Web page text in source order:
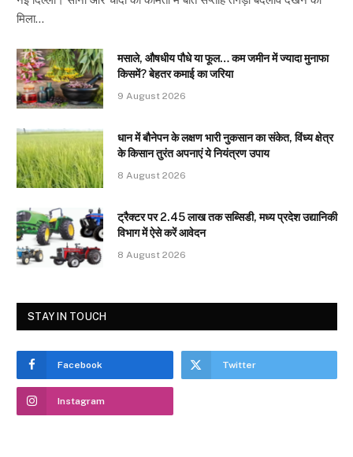
मिला…
मसाले, औषधीय पौधे या फूल… कम जमीन में ज्यादा मुनाफा
किसमें? बेहतर कमाई का जरिया
9 August 2026
धान में बौनेपन के लक्षण भारी नुकसान का संकेत, विंध्य क्षेत्र
के किसान तुरंत अपनाएं ये नियंत्रण उपाय
8 August 2026
ट्रैक्टर पर 2.45 लाख तक सब्सिडी, मध्य प्रदेश उद्यानिकी
विभाग में ऐसे करें आवेदन
8 August 2026
STAY IN TOUCH
Facebook Twitter
Instagram